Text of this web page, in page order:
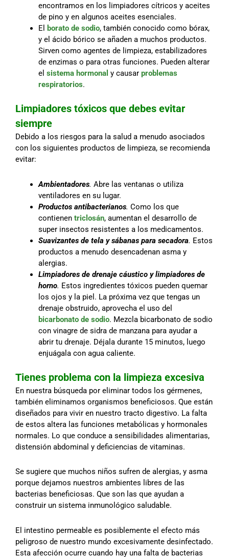
encontramos en los limpiadores cítricos y aceites
de pino y en algunos aceites esenciales.
El
borato de sodio, también conocido como bórax,
y el ácido bórico se añaden a muchos productos.
Sirven como agentes de limpieza, estabilizadores
de enzimas o para otras funciones. Pueden alterar
el sistema hormonal y causar problemas
respiratorios.
Limpiadores tóxicos que debes evitar
siempre
Debido a los riesgos para la salud a menudo asociados
con los siguientes productos de limpieza, se recomienda
evitar:
Ambientadores. Abre las ventanas o utiliza
ventiladores en su lugar.
Productos antibacterianos. Como los que
contienen triclosán, aumentan el desarrollo de
super insectos resistentes a los medicamentos.
Suavizantes de tela y sábanas para secadora. Estos
productos a menudo desencadenan asma y
alergias.
Limpiadores de drenaje cáustico y limpiadores de
horno. Estos ingredientes tóxicos pueden quemar
los ojos y la piel. La próxima vez que tengas un
drenaje obstruido, aprovecha el uso del
bicarbonato de sodio. Mezcla bicarbonato de sodio
con vinagre de sidra de manzana para ayudar a
abrir tu drenaje. Déjala durante 15 minutos, luego
enjuágala con agua caliente.
Tienes problema con la limpieza excesiva
En nuestra búsqueda por eliminar todos los gérmenes,
también eliminamos organismos beneficiosos. Que están
diseñados para vivir en nuestro tracto digestivo. La falta
de estos altera las funciones metabólicas y hormonales
normales. Lo que conduce a sensibilidades alimentarias,
distensión abdominal y deficiencias de vitaminas.
Se sugiere que muchos niños sufren de alergias, y asma
porque dejamos nuestros ambientes libres de las
bacterias beneficiosas. Que son las que ayudan a
construir un sistema inmunológico saludable.
El intestino permeable es posiblemente el efecto más
peligroso de nuestro mundo excesivamente desinfectado.
Esta afección ocurre cuando hay una falta de bacterias